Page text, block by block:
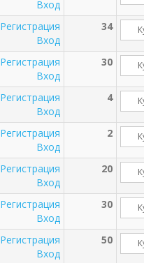
Вход
Регистрация
Вход
34
Регистрация
Вход
30
Регистрация
Вход
4
Регистрация
Вход
2
Регистрация
Вход
20
Регистрация
Вход
30
Регистрация
Вход
50